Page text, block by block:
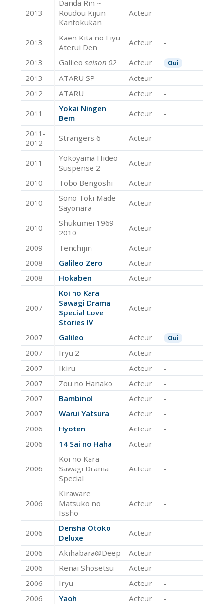
2013
Danda Rin ~
Roudou Kijun
Kantokukan
Acteur -
2013
Kaen Kita no Eiyu
Aterui Den
Acteur -
2013 Galileo saison 02 Acteur Oui
2013 ATARU SP Acteur
-
2012
ATARU Acteur -
2011
Yokai Ningen
Bem
Acteur -
2011-
2012
Strangers 6 Acteur -
2011
Yokoyama Hideo
Suspense 2
Acteur -
2010 Tobo Bengoshi Acteur -
2010
Sono Toki Made
Sayonara
Acteur -
2010
Shukumei 1969-
2010
Acteur -
2009 Tenchijin Acteur
-
2008
Galileo Zero Acteur
-
2008
Hokaben Acteur -
2007
Koi no Kara
Sawagi Drama
Special Love
Stories IV
Acteur -
2007 Galileo Acteur Oui
2007 Iryu 2 Acteur
-
2007
Ikiru Acteur
-
2007
Zou no Hanako Acteur
-
2007
Bambino! Acteur
-
2007
Warui Yatsura Acteur
-
2006
Hyoten Acteur
-
2006
14 Sai no Haha Acteur -
2006
Koi no Kara
Sawagi Drama
Special
Acteur -
2006
Kiraware
Matsuko no
Issho
Acteur -
2006
Densha Otoko
Deluxe
Acteur -
2006 Akihabara@Deep Acteur
-
2006
Renai Shosetsu Acteur
-
2006
Iryu Acteur
-
2006
Yaoh Acteur
-